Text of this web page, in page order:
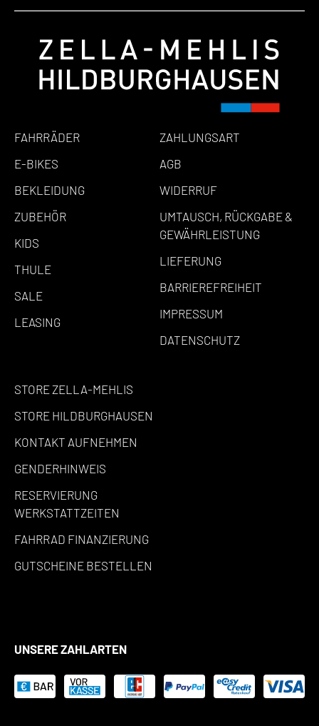
FAHRRÄDER
E-BIKES
BEKLEIDUNG
ZUBEHÖR
KIDS
THULE
SALE
LEASING
ZAHLUNGSART
AGB
WIDERRUF
UMTAUSCH, RÜCKGABE &
GEWÄHRLEISTUNG
LIEFERUNG
BARRIEREFREIHEIT
IMPRESSUM
DATENSCHUTZ
STORE ZELLA-MEHLIS
STORE HILDBURGHAUSEN
KONTAKT AUFNEHMEN
GENDERHINWEIS
RESERVIERUNG
WERKSTATTZEITEN
FAHRRAD FINANZIERUNG
GUTSCHEINE BESTELLEN
UNSERE ZAHLARTEN